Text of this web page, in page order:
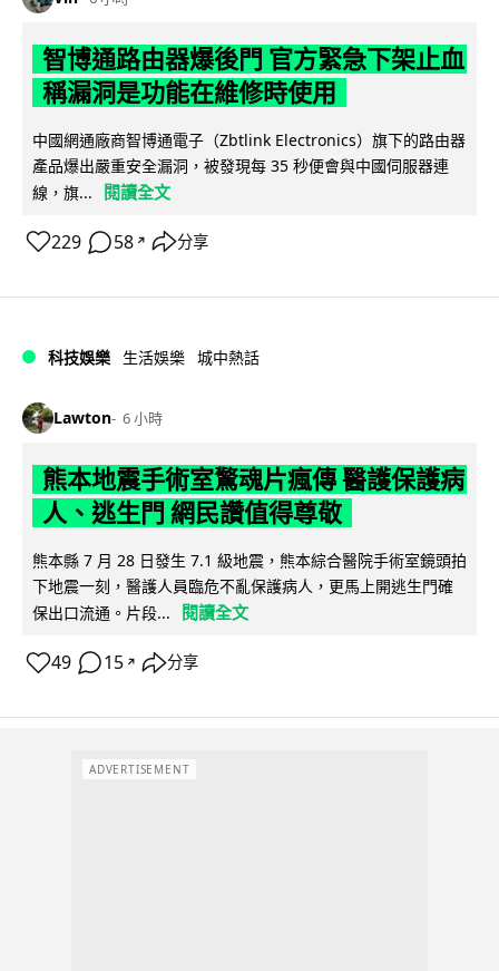
智博通路由器爆後門 官方緊急下架止血
稱漏洞是功能在維修時使用
中國網通廠商智博通電子（Zbtlink Electronics）旗下的路由器
產品爆出嚴重安全漏洞，被發現每 35 秒便會與中國伺服器連
線，旗...
閱讀全文
229 58 ↗ 分享
科技娛樂 生活娛樂 城中熱話
Lawton 6 小時
熊本地震手術室驚魂片瘋傳 醫護保護病
人、逃生門 網民讚值得尊敬
熊本縣 7 月 28 日發生 7.1 級地震，熊本綜合醫院手術室鏡頭拍
下地震一刻，醫護人員臨危不亂保護病人，更馬上開逃生門確
保出口流通。片段...
閱讀全文
49 15 ↗ 分享
ADVERTISEMENT